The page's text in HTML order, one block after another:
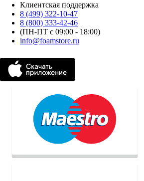
Клиентская поддержка
8 (499) 322-10-47
8 (800) 333-42-46
(ПН-ПТ с 09:00 - 18:00)
info@foamstore.ru